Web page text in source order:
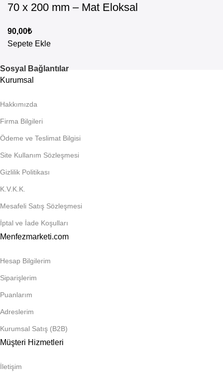
70 x 200 mm – Mat Eloksal
90,00₺
Sepete Ekle
Sosyal Bağlantılar
Kurumsal
Hakkımızda
Firma Bilgileri
Ödeme ve Teslimat Bilgisi
Site Kullanım Sözleşmesi
Gizlilik Politikası
K.V.K.K.
Mesafeli Satış Sözleşmesi
İptal ve İade Koşulları
Menfezmarketi.com
Hesap Bilgilerim
Siparişlerim
Puanlarım
Adreslerim
Kurumsal Satış (B2B)
Müşteri Hizmetleri
İletişim